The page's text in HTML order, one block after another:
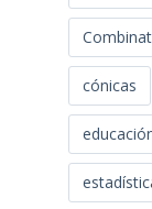
cónicas